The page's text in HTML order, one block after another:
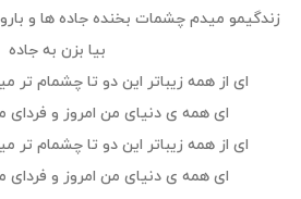
زندگیمو میدم چشمات بخنده جاده ها و
بیا بزن به جاده
ای از همه زیباتر این دو تا چشمام
ای همه ی دنیای من امروز و فردای
ای از همه زیباتر این دو تا چشمام
ای همه ی دنیای من امروز و فردای